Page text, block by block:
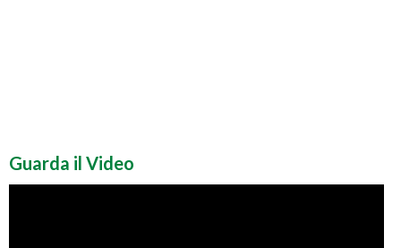
Guarda il Video